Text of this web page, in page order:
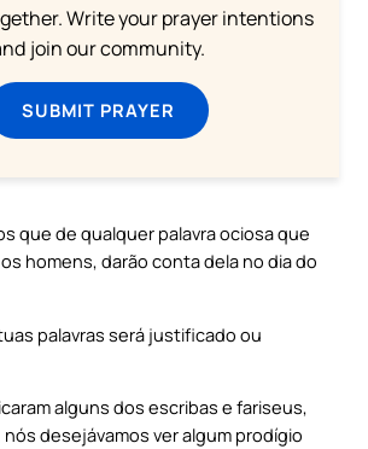
Write your prayer intentions
join our community.
SUBMIT PRAYER
que de qualquer palavra ociosa que
homens, darão conta dela no dia do
palavras será justificado ou
alguns dos escribas e fariseus,
desejávamos ver algum prodígio